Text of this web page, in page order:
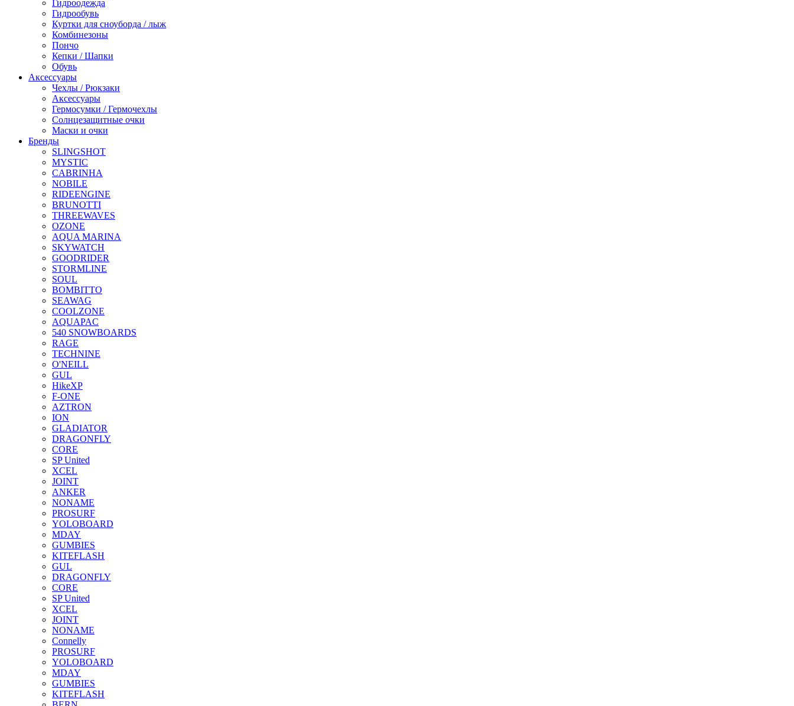
Гидроодежда
Гидрообувь
Куртки для сноуборда / лыж
Комбинезоны
Пончо
Кепки / Шапки
Обувь
Аксессуары
Чехлы / Рюкзаки
Аксессуары
Гермосумки / Гермочехлы
Солнцезащитные очки
Маски и очки
Бренды
SLINGSHOT
MYSTIC
CABRINHA
NOBILE
RIDEENGINE
BRUNOTTI
THREEWAVES
OZONE
AQUA MARINA
SKYWATCH
GOODRIDER
STORMLINE
SOUL
BOMBITTO
SEAWAG
COOLZONE
AQUAPAC
540 SNOWBOARDS
RAGE
TECHNINE
O'NEILL
GUL
HikeXP
F-ONE
AZTRON
ION
GLADIATOR
DRAGONFLY
CORE
SP United
XCEL
JOINT
ANKER
NONAME
PROSURF
YOLOBOARD
MDAY
GUMBIES
KITEFLASH
GUL
DRAGONFLY
CORE
SP United
XCEL
JOINT
NONAME
Connelly
PROSURF
YOLOBOARD
MDAY
GUMBIES
KITEFLASH